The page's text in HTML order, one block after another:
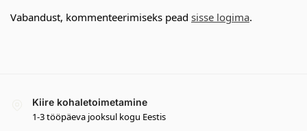
Vabandust, kommenteerimiseks pead sisse logima.
Kiire kohaletoimetamine
1-3 tööpäeva jooksul kogu Eestis